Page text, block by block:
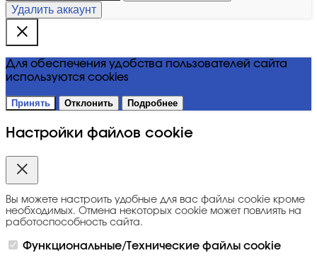
Удалить аккаунт
Для обеспечения удобства пользователей сайта
используются cookies
Принять Отклонить Подробнее
Настройки файлов cookie
Вы можете настроить удобные для вас файлы cookie кроме
необходимых. Отмена некоторых cookie может повлиять на
работоспособность сайта.
Функциональные/Технические файлы cookie